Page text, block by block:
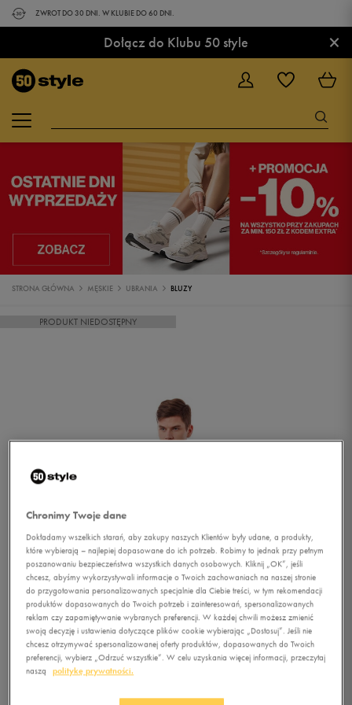
ZWROT DO 30 DNI. W KLUBIE DO 60 DNI.
Dołącz do Klubu 50 style ×
STRONA GŁÓWNA MĘSKIE UBRANIA BLUZY
PRODUKT NIEDOSTĘPNY
1/5
Chronimy Twoje dane
Dokładamy wszelkich starań, aby zakupy naszych Klientów były udane, a produkty,
które wybierają – najlepiej dopasowane do ich potrzeb. Robimy to jednak przy pełnym
poszanowaniu bezpieczeństwa wszystkich danych osobowych. Kliknij „OK”, jeśli
chcesz, abyśmy wykorzystywali informacje o Twoich zachowaniach na naszej stronie
do przygotowania personalizowanych specjalnie dla Ciebie treści, w tym rekomendacji
produktów dopasowanych do Twoich potrzeb i zainteresowań, spersonalizowanych
reklam czy zapamiętywanie wybranych preferencji. W każdej chwili możesz zmienić
swoją decyzję i ustawienia dotyczące plików cookie wybierając „Dostosuj”. Jeśli nie
chcesz otrzymywać spersonalizowanej oferty produktów, dopasowanych do Twoich
preferencji, wybierz „Odrzuć wszystkie”. W celu uzyskania więcej informacji, przeczytaj
naszą
politykę prywatności.